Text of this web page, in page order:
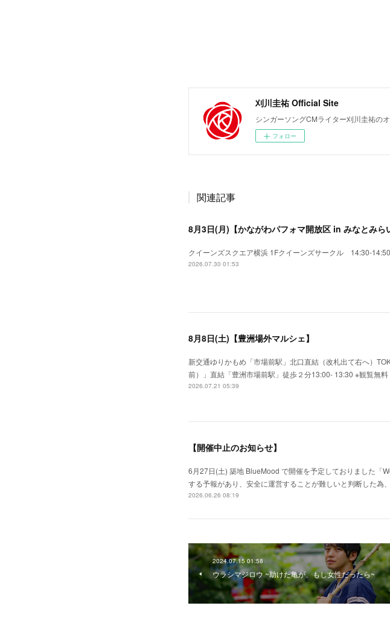
刈川圭祐 Official Site
シンガーソングCMライター刈川圭祐の
フォロー
関連記事
8月3日(月)【かながわパフォマ開放区 in みなとみら
クイーンズスクエア横浜 1Fクイーンズサークル 14:30-
2026.07.30 01:53
8月8日(土)【豊洲場外マルシェ】
新交通ゆりかもめ「市場前駅」北口直結（改札出て右へ）
前）」直結「豊洲市場前駅」徒歩２分13:00- 13:30 ※観覧無料
2026.07.21 05:39
【開催中止のお知らせ】
6月27日(土) 築地 BlueMood で開催を予定しておりました「
する予報があり、安全に運営することが難しいと判断した
2026.06.26 08:19
2024.07.15 01:58
ウラシマジロウ ~助けた亀が、もし女性だったら~